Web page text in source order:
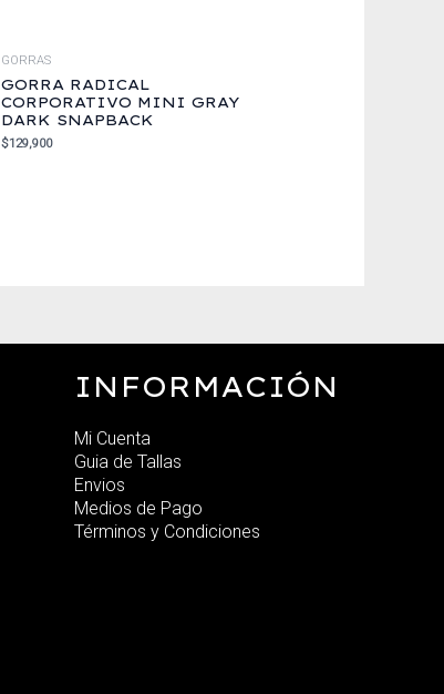
GORRAS
GORRA RADICAL
CORPORATIVO MINI GRAY
DARK SNAPBACK
$129,900
INFORMACIÓN
Mi Cuenta
Guia de Tallas
Envios
Medios de Pago
Términos y Condiciones